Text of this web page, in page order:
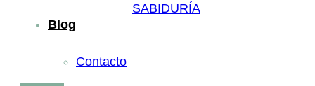
SABIDURÍA
Blog
Contacto